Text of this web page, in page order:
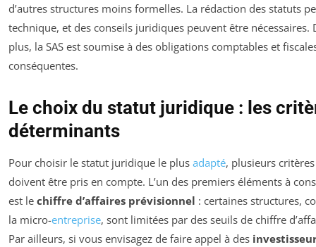
d’autres structures moins formelles. La rédaction des statuts
technique, et des conseils juridiques peuvent être nécessaires.
plus, la SAS est soumise à des obligations comptables et
conséquentes.
Le choix du statut juridique : les
déterminants
Pour choisir le statut juridique le plus adapté, plusieurs critères
doivent être pris en compte. L’un des premiers éléments à
est le chiffre d’affaires prévisionnel : certaines structures,
la micro-entreprise, sont limitées par des seuils de chiffre
Par ailleurs, si vous envisagez de faire appel à des